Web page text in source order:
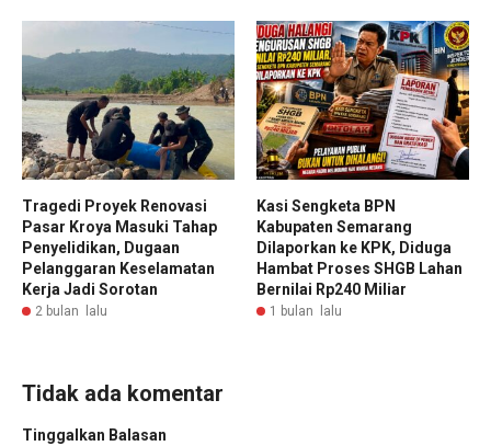
Tragedi Proyek Renovasi
Pasar Kroya Masuki Tahap
Penyelidikan, Dugaan
Pelanggaran Keselamatan
Kerja Jadi Sorotan
2 bulan lalu
Kasi Sengketa BPN
Kabupaten Semarang
Dilaporkan ke KPK, Diduga
Hambat Proses SHGB Lahan
Bernilai Rp240 Miliar
1 bulan lalu
Tidak ada komentar
Tinggalkan Balasan